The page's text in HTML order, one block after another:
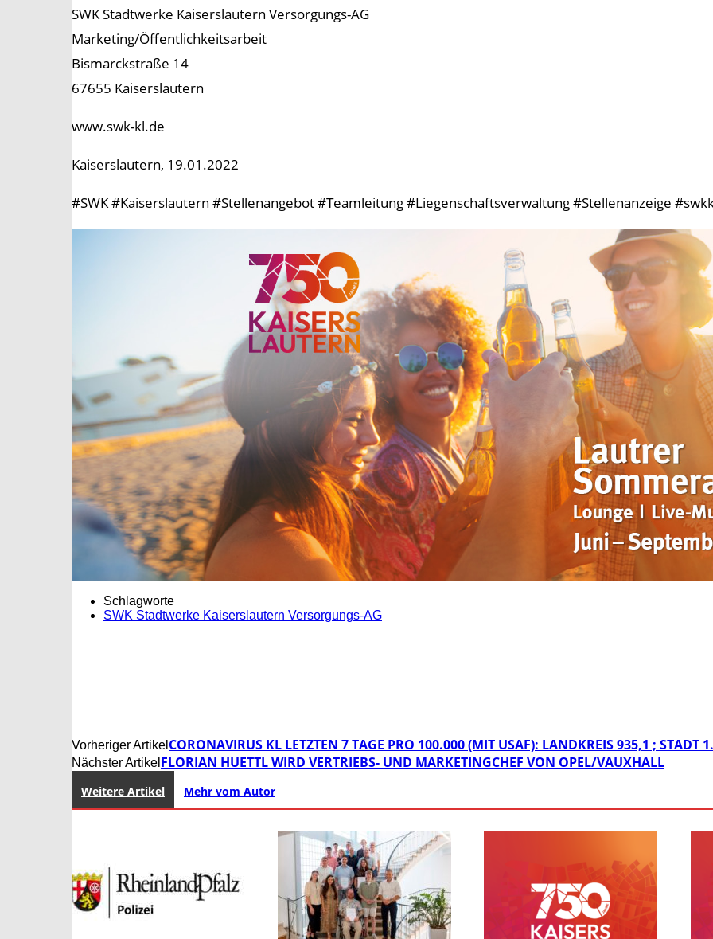
SWK Stadtwerke Kaiserslautern Versorgungs-AG
Marketing/Öffentlichkeitsarbeit
Bismarckstraße 14
67655 Kaiserslautern
www.swk-kl.de
Kaiserslautern, 19.01.2022
#SWK #Kaiserslautern #Stellenangebot #Teamleitung #Liegenschaftsverwaltung #Stellenanzeige
Schlagworte
SWK Stadtwerke Kaiserslautern Versorgungs-AG
Vorheriger Artikel CORONAVIRUS KL LETZTEN 7 TAGE PRO 100.000 (MIT USAF): LANDKREIS 935,1 ; STADT
Nächster Artikel FLORIAN HUETTL WIRD VERTRIEBS- UND MARKETINGCHEF VON OPEL/VAUXHALL
Weitere Artikel Mehr vom Autor